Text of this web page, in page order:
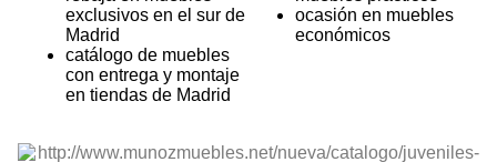
exclusivos en el sur de
Madrid
catálogo de muebles
con entrega y montaje
en tiendas de Madrid
ocasión en muebles
económicos